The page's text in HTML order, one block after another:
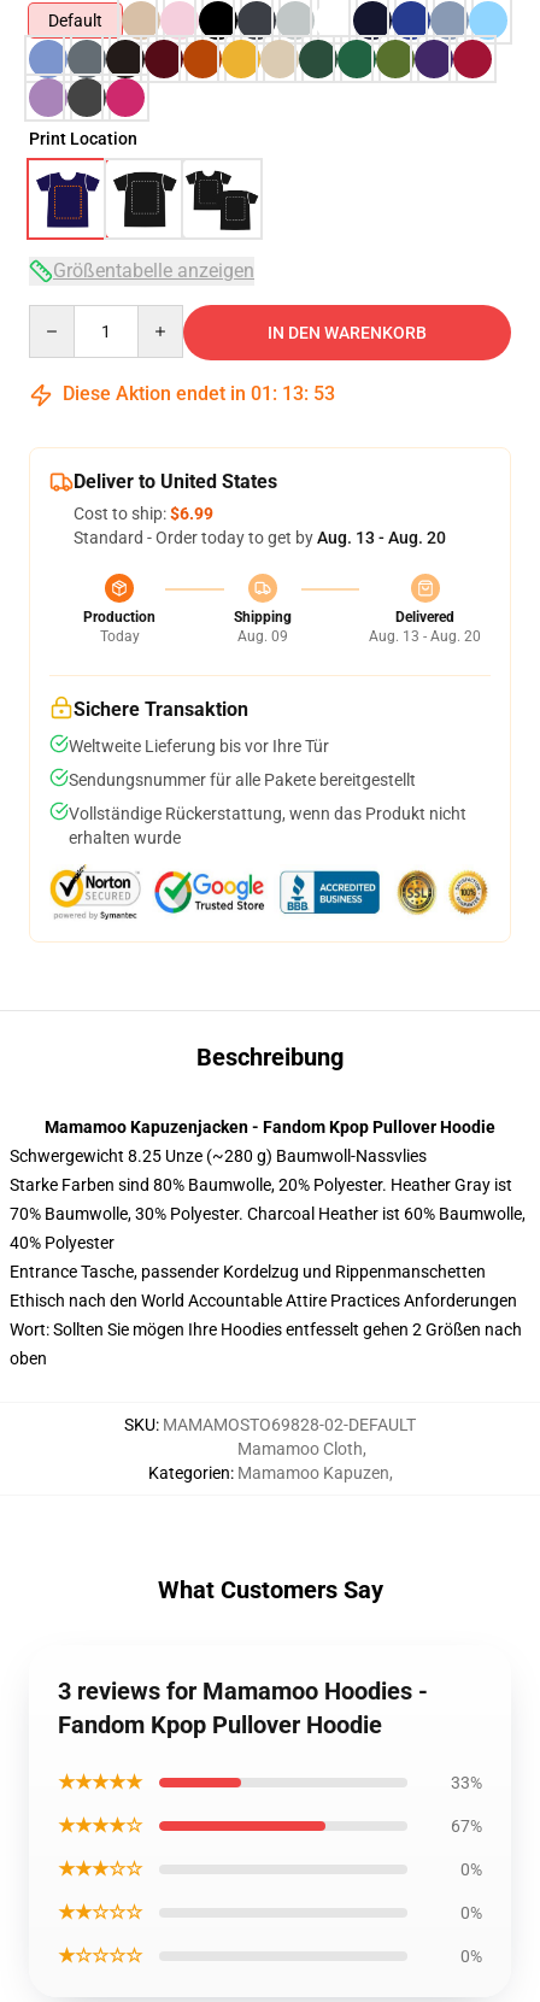
Default
Print Location
Größentabelle anzeigen
IN DEN WARENKORB
Diese Aktion endet in 01 : 13: 52
Deliver to United States
Cost to ship:$6.99
Standard - Order today to get byAug. 13 - Aug. 20
Production
Today
Shipping
Aug. 09
Delivered
Aug. 13 - Aug. 20
Sichere Transaktion
Weltweite Lieferung bis vor Ihre Tür
Sendungsnummer für alle Pakete bereitgestellt
Vollständige Rückerstattung, wenn das Produkt nicht
erhalten wurde
Beschreibung
Mamamoo Kapuzenjacken - Fandom Kpop Pullover Hoodie
Schwergewicht 8.25 Unze (~280 g) Baumwoll-Nassvlies
Starke Farben sind 80% Baumwolle, 20% Polyester. Heather Gray ist
70% Baumwolle, 30% Polyester. Charcoal Heather ist 60% Baumwolle,
40% Polyester
Entrance Tasche, passender Kordelzug und Rippenmanschetten
Ethisch nach den World Accountable Attire Practices Anforderungen
Wort: Sollten Sie mögen Ihre Hoodies entfesselt gehen 2 Größen nach
oben
SKU: MAMAMOSTO69828-02-DEFAULT
Kategorien:
Mamamoo Cloth,
Mamamoo Kapuzen,
What Customers Say
3 reviews for Mamamoo Hoodies -
Fandom Kpop Pullover Hoodie
★★★★★ 33%
★★★★☆ 67%
★★★☆☆ 0%
★★☆☆☆ 0%
★☆☆☆☆ 0%